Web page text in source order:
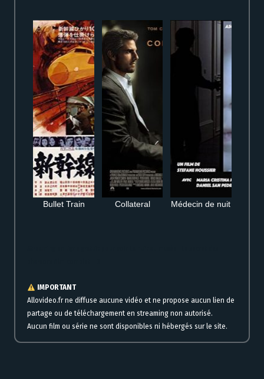
Bullet Train Collateral Médecin de nuit
IMPORTANT
Allovideo.fr ne diffuse aucune vidéo et ne propose aucun lien de
partage ou de téléchargement en streaming non autorisé.
Aucun film ou série ne sont disponibles ni hébergés sur le site.